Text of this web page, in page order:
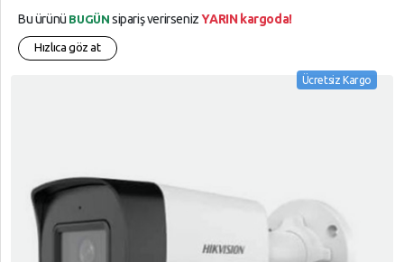
Bu ürünü BUGÜN sipariş verirsenizYARIN kargoda!
Hızlıca göz at
Ücretsiz Kargo